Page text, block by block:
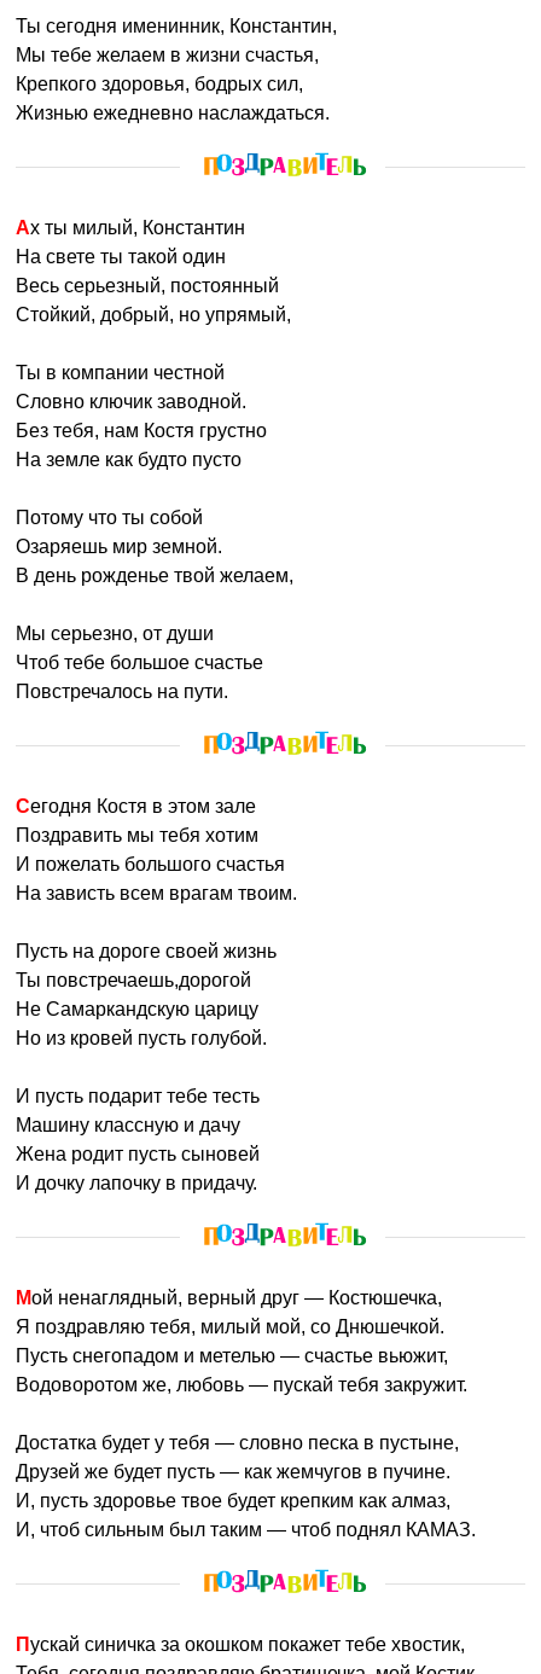
Ты сегодня именинник, Константин,
Мы тебе желаем в жизни счастья,
Крепкого здоровья, бодрых сил,
Жизнью ежедневно наслаждаться.
Ах ты милый, Константин
На свете ты такой один
Весь серьезный, постоянный
Стойкий, добрый, но упрямый,
Ты в компании честной
Словно ключик заводной.
Без тебя, нам Костя грустно
На земле как будто пусто
Потому что ты собой
Озаряешь мир земной.
В день рожденье твой желаем,
Мы серьезно, от души
Чтоб тебе большое счастье
Повстречалось на пути.
Сегодня Костя в этом зале
Поздравить мы тебя хотим
И пожелать большого счастья
На зависть всем врагам твоим.
Пусть на дороге своей жизнь
Ты повстречаешь,дорогой
Не Самаркандскую царицу
Но из кровей пусть голубой.
И пусть подарит тебе тесть
Машину классную и дачу
Жена родит пусть сыновей
И дочку лапочку в придачу.
Мой ненаглядный, верный друг — Костюшечка,
Я поздравляю тебя, милый мой, со Днюшечкой.
Пусть снегопадом и метелью — счастье вьюжит,
Водоворотом же, любовь — пускай тебя закружит.
Достатка будет у тебя — словно песка в пустыне,
Друзей же будет пусть — как жемчугов в пучине.
И, пусть здоровье твое будет крепким как алмаз,
И, чтоб сильным был таким — чтоб поднял КАМАЗ.
Пускай синичка за окошком покажет тебе хвостик,